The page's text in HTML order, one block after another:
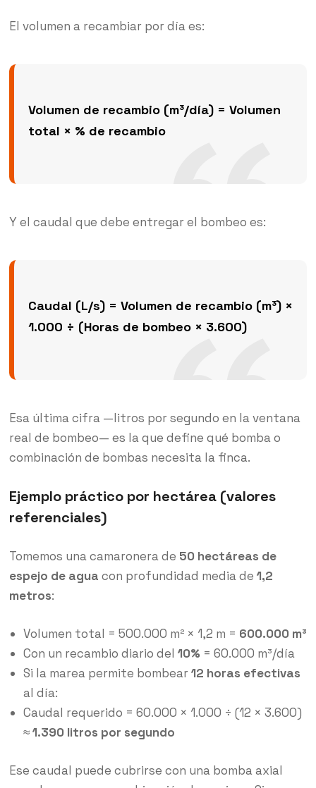
El volumen a recambiar por día es:
Volumen de recambio (m³/día) = Volumen
total × % de recambio
Y el caudal que debe entregar el bombeo es:
Caudal (L/s) = Volumen de recambio (m³) ×
1.000 ÷ (Horas de bombeo × 3.600)
Esa última cifra —litros por segundo en la ventana
real de bombeo— es la que define qué bomba o
combinación de bombas necesita la finca.
Ejemplo práctico por hectárea (valores
referenciales)
Tomemos una camaronera de 50 hectáreas de
espejo de agua con profundidad media de 1,2
metros:
Volumen total = 500.000 m² × 1,2 m = 600.000 m³
Con un recambio diario del 10% = 60.000 m³/día
Si la marea permite bombear12 horas efectivas
al día:
Caudal requerido = 60.000 × 1.000 ÷ (12 × 3.600)
≈1.390 litros por segundo
Ese caudal puede cubrirse con una bomba axial